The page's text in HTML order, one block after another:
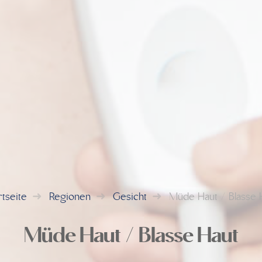
Regionen Gesicht Müde Haut / Blasse
Müde Haut / Blasse Haut